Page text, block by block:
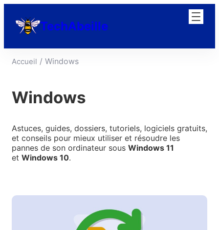
contenu
TechAbeille
Accueil / Windows
Windows
Astuces, guides, dossiers, tutoriels, logiciels gratuits,
et conseils pour mieux utiliser et résoudre les
pannes de son ordinateur sous Windows 11
et Windows 10.